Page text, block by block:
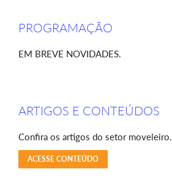
PROGRAMAÇÃO
EM BREVE NOVIDADES.
ARTIGOS E CONTEÚDOS
Confira os artigos do setor moveleiro.
ACESSE CONTEÚDO